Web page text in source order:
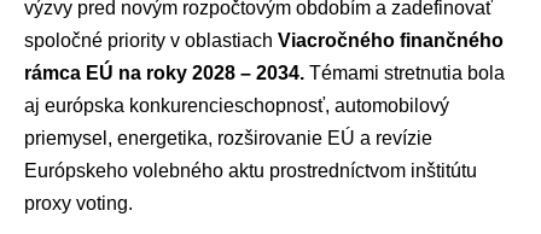
výzvy pred novým rozpočtovým obdobím a zadefinovať
spoločné priority v oblastiach Viacročného finančného
rámca EÚ na roky 2028 – 2034. Témami stretnutia bola
aj európska konkurencieschopnosť, automobilový
priemysel, energetika, rozširovanie EÚ a revízie
Európskeho volebného aktu prostredníctvom inštitútu
proxy voting.